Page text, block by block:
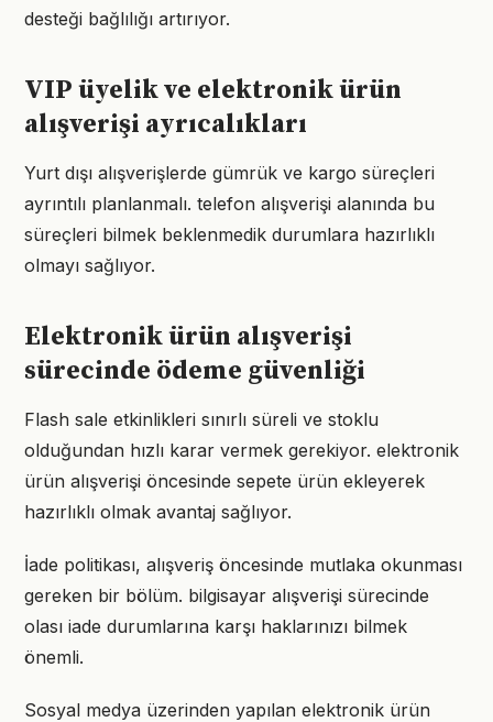
desteği bağlılığı artırıyor.
VIP üyelik ve elektronik ürün
alışverişi ayrıcalıkları
Yurt dışı alışverişlerde gümrük ve kargo süreçleri
ayrıntılı planlanmalı. telefon alışverişi alanında bu
süreçleri bilmek beklenmedik durumlara hazırlıklı
olmayı sağlıyor.
Elektronik ürün alışverişi
sürecinde ödeme güvenliği
Flash sale etkinlikleri sınırlı süreli ve stoklu
olduğundan hızlı karar vermek gerekiyor. elektronik
ürün alışverişi öncesinde sepete ürün ekleyerek
hazırlıklı olmak avantaj sağlıyor.
İade politikası, alışveriş öncesinde mutlaka okunması
gereken bir bölüm. bilgisayar alışverişi sürecinde
olası iade durumlarına karşı haklarınızı bilmek
önemli.
Sosyal medya üzerinden yapılan elektronik ürün